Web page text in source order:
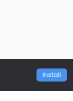
Install